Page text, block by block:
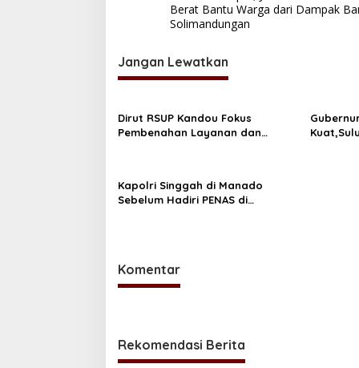
a
v
i
g
s
i
o
s
Berat Bantu Warga dari Dampak
Solimandungan
Jangan Lewatkan
Dirut RSUP Kandou Fokus
Pembenahan Layanan dan
Kapolri Singgah di Manado
Sebelum Hadiri PENAS di
Komentar
Rekomendasi Berita